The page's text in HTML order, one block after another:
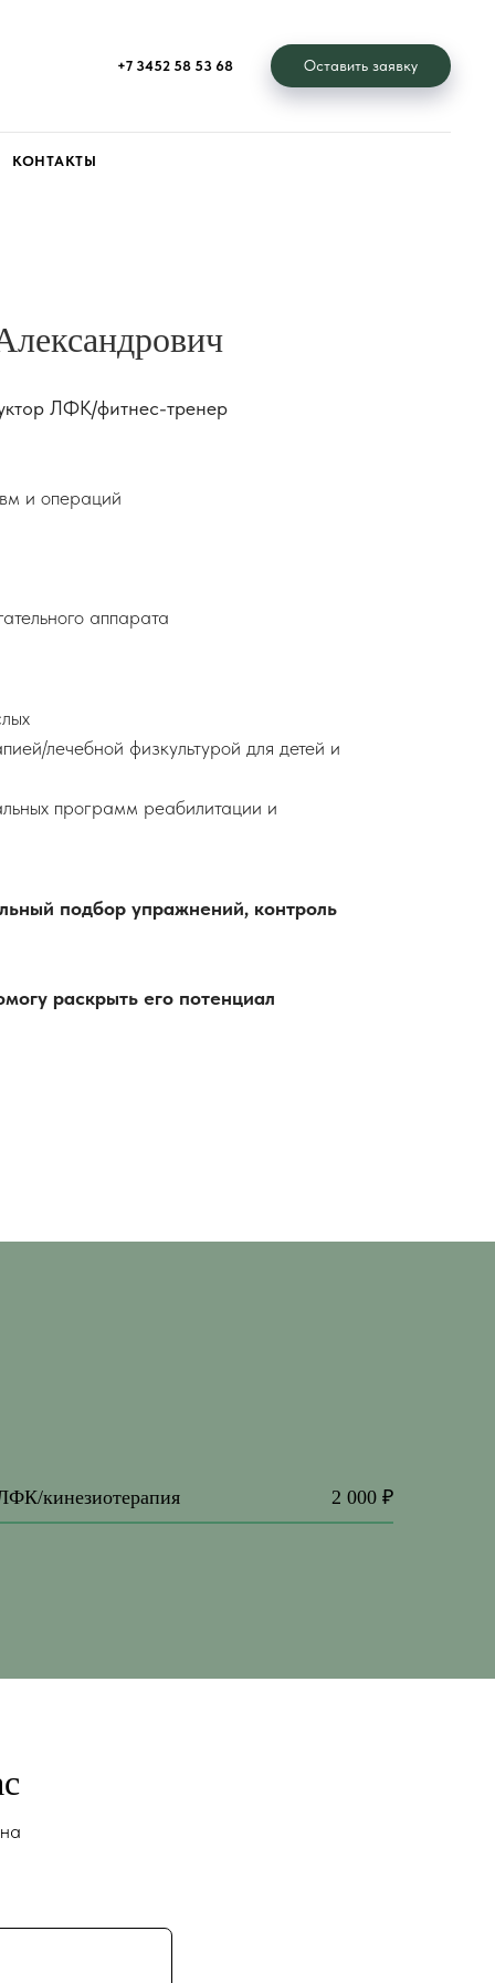
+7 3452 58 53 68 Оставить заявку
КОНТАКТЫ
ЛФК/фитнес-тренер
и операций
аппарата
лечебной физкультурой для детей и
программ реабилитации и
подбор упражнений, контроль
раскрыть его потенциал
кинезиотерапия 2 000 ₽